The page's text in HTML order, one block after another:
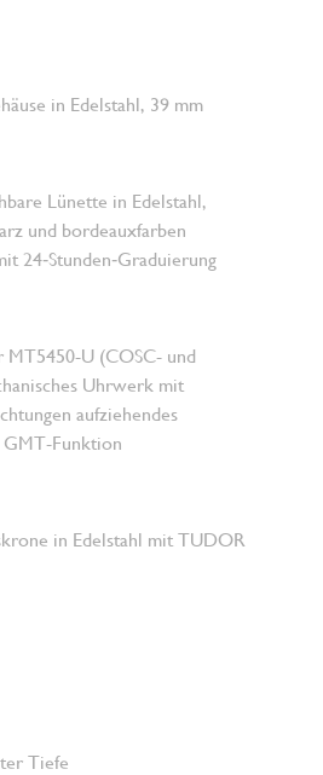
in Edelstahl, 39 mm
Lünette in Edelstahl,
und bordeauxfarben
24‑Stunden‑Graduierung
U (COSC- und
Uhrwerk mit
aufziehendes
Funktion
in Edelstahl mit TUDOR
Tiefe